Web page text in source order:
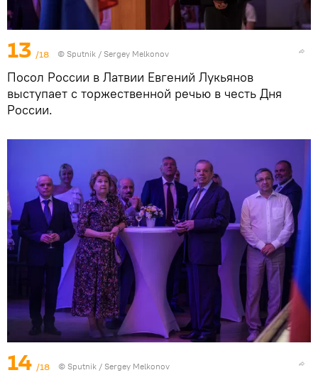
13 /18 © Sputnik / Sergey Melkonov
Посол России в Латвии Евгений Лукьянов
выступает с торжественной речью в честь Дня
России.
14 /18 © Sputnik / Sergey Melkonov